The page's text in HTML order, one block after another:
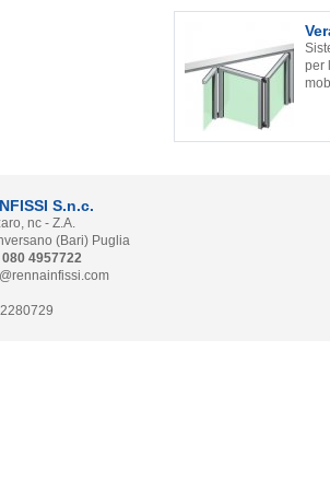
per
S.n.c.
nc - Z.A.
(Bari) Puglia
080 4957722